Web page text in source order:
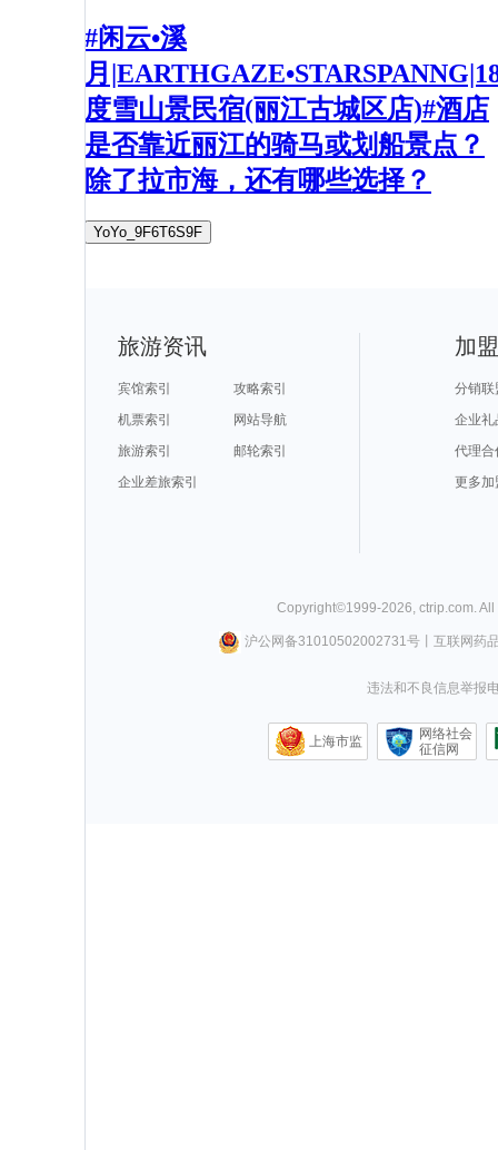
#闲云•溪
月
度雪山景民宿(丽江古城区店)#酒店
是否靠近丽江的骑马或划船景点？
除了拉市海，还有哪些选择？
YoYo_9F6T6S9F
旅游资讯
宾馆索引
攻略索引
机票索引
网站导航
旅游索引
邮轮索引
企业差旅索引
加
分销联
企业礼
代理合
更多加
Copyright©1999-2026 ctrip.com .
沪公网备31010502002731号丨 互联网药
违法和不良信息举报
上海市监
网络社会
征信网